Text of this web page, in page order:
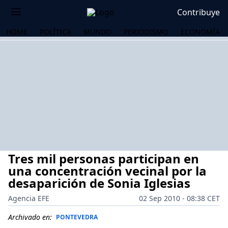
Contribuye
HOME POLÍTICA MUNDO PERIODISMO ECONOMÍA
Tres mil personas participan en
una concentración vecinal por la
desaparición de Sonia Iglesias
Agencia EFE
02 Sep 2010 - 08:38 CET
Archivado en: PONTEVEDRA